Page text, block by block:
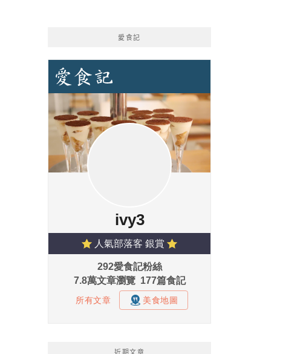
愛食記
近期文章